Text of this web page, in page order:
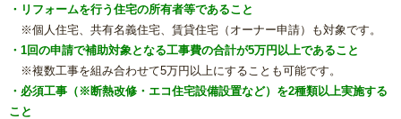
リフォームで意外に高額になる理由と費用を抑える具体策
水まわり機器人気リフォームメーカー
水まわりリフォーム 人気ランキング
・リフォームを行う住宅の所有者等であること
※個人住宅、共有名義住宅、賃貸住宅（オーナー申請）も対象です。
・1回の申請で補助対象となる工事費の合計が5万円以上であること
※複数工事を組み合わせて5万円以上にすることも可能です。
・必須工事（※断熱改修・エコ住宅設備設置など）を2種類以上実施する
こと